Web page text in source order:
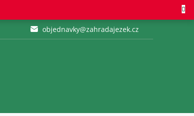
objednavky@zahradajezek.cz